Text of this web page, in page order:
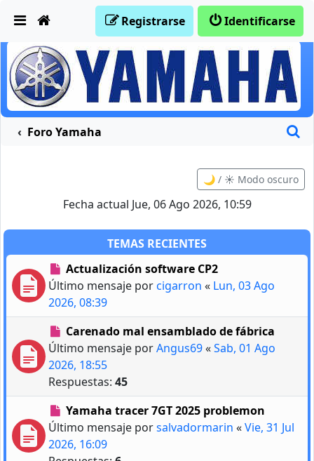
Identificarse
Registrarse
Foro Yamaha
🌙 / ☀️ Modo oscuro
Fecha actual Jue, 06 Ago 2026, 10:59
TEMAS RECIENTES
Actualización software CP2
Último mensaje porcigarron « Lun, 03 Ago
2026, 08:39
Carenado mal ensamblado de fábrica
Último mensaje porAngus69«Sab, 01 Ago
2026, 18:55
Respuestas: 45
Yamaha tracer 7GT 2025 problemon
Último mensaje porsalvadormarin «Vie, 31 Jul
2026, 16:09